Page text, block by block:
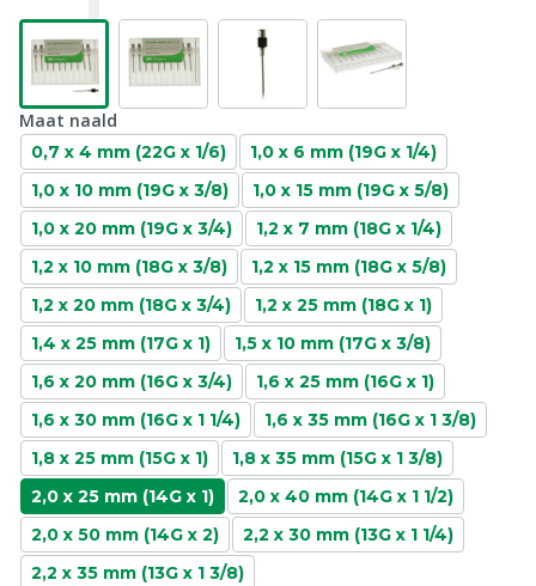
Maat naald
0,7 x 4 mm (22G x 1/6)
1,0 x 6 mm (19G x 1/4)
1,0 x 10 mm (19G x 3/8)
1,0 x 15 mm (19G x 5/8)
1,0 x 20 mm (19G x 3/4)
1,2 x 7 mm (18G x 1/4)
1,2 x 10 mm (18G x 3/8)
1,2 x 15 mm (18G x 5/8)
1,2 x 20 mm (18G x 3/4)
1,2 x 25 mm (18G x 1)
1,4 x 25 mm (17G x 1)
1,5 x 10 mm (17G x 3/8)
1,6 x 20 mm (16G x 3/4)
1,6 x 25 mm (16G x 1)
1,6 x 30 mm (16G x 1 1/4)
1,6 x 35 mm (16G x 1 3/8)
1,8 x 25 mm (15G x 1)
1,8 x 35 mm (15G x 1 3/8)
2,0 x 25 mm (14G x 1)
2,0 x 40 mm (14G x 1 1/2)
2,0 x 50 mm (14G x 2)
2,2 x 30 mm (13G x 1 1/4)
2,2 x 35 mm (13G x 1 3/8)